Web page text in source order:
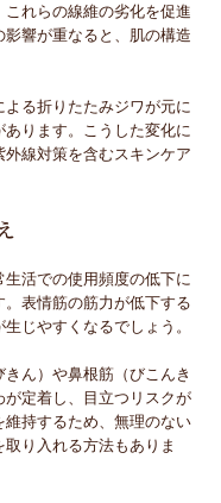
れらの線維の劣化を促進
響が重なると、肌の構造
る折りたたみジワが元に
ります。こうした変化に
線対策を含むスキンケア
活での使用頻度の低下に
表情筋の筋力が低下する
じやすくなるでしょう。
ん）や鼻根筋（びこんき
定着し、目立つリスクが
持するため、無理のない
り入れる方法もありま